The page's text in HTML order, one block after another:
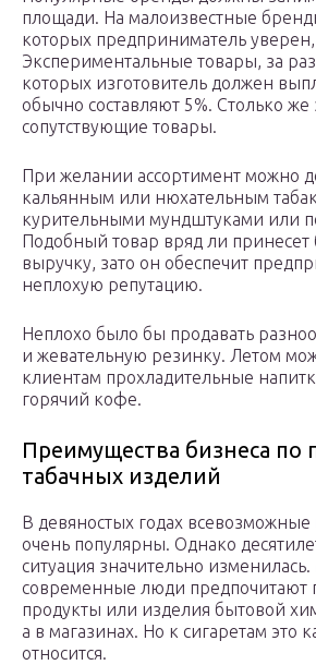
площади. На малоизвестные
которых предприниматель уверен,
Экспериментальные товары, за
которых изготовитель должен
обычно составляют 5%. Столько же
сопутствующие товары.
При желании ассортимент можно
кальянным или нюхательным
курительными мундштуками или
Подобный товар вряд ли
выручку, зато он обеспечит
неплохую репутацию.
Неплохо было бы продавать
и жевательную резинку. Летом
клиентам прохладительные
горячий кофе.
Преимущества бизнеса по
табачных изделий
В девяностых годах
очень популярны. Однако
ситуация значительно
современные люди предпочитают
продукты или изделия бытовой
а в магазинах. Но к сигаретам это
относится.